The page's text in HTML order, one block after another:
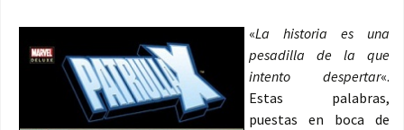
«La historia es una
pesadilla de la que
intento despertar«.
Estas palabras,
puestas en boca de